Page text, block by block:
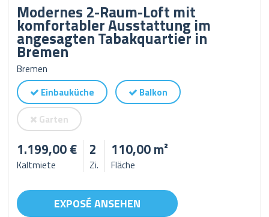
Modernes 2-Raum-Loft mit
komfortabler Ausstattung im
angesagten Tabakquartier in
Bremen
Bremen
Einbauküche
Balkon
Garten
1.199,00 €
Kaltmiete
2
Zi.
110,00 m²
Fläche
EXPOSÉ ANSEHEN